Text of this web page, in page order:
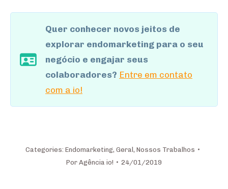
Quer conhecer novos jeitos de
explorar endomarketing para o seu
negócio e engajar seus
colaboradores? Entre em contato
com a io!
Categories: Endomarketing, Geral, Nossos Trabalhos
Por Agência io! 24/01/2019